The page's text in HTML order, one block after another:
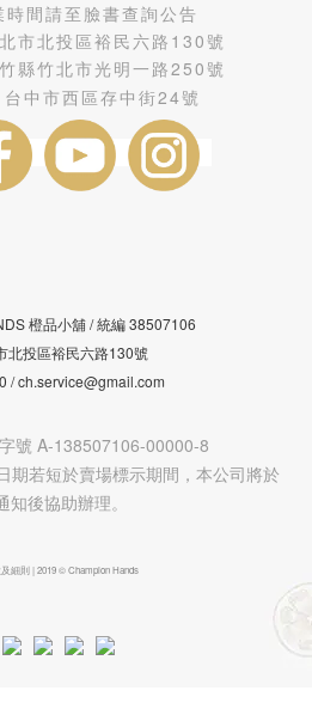
間請至臉書查詢公告
市北投區裕民六路130號
縣竹北市光明一路250號
台中市西區存中街24號
橙品小舖 /統編38507106
北投區裕民六路130號
/ ch.service@gmail.com
號 A-138507106-00000-8
期若短於賣場標示期間，本公司將於
知後協助辦理。
細則 | 2019 © Champion Hands